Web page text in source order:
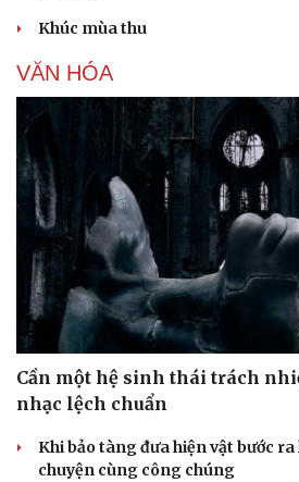
Sức khỏe
Dinh dưỡng - món ngon
Cây thuốc
Sản phụ khoa
Nhi khoa
Nam khoa
Làm đẹp - giảm cân
Phòng mạch online
Ăn sạch sống khỏe
Tình
Khúc mùa thu
VĂN HÓA
Cần một hệ sinh thái trách
nhạc lệch chuẩn
Khi bảo tàng đưa hiện vật bước
chuyện cùng công chúng